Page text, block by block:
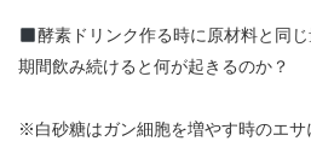
酵素ドリンク作る時に原材料と同
期間飲み続けると何が起きるのか？
※白砂糖はガン細胞を増やす時のエサ